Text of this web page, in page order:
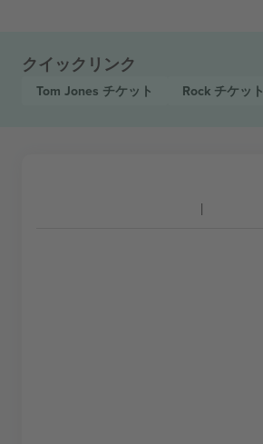
クイックリンク
Tom Jones チケット Rock チケット